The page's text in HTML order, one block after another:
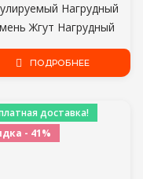
Нагрудный
Жгут Нагрудный
Ремень для GoPro
Hero 8 7 6 5 4 3+ 3
SJ5000
ПОДРОБНЕЕ
доставка!
- 41%